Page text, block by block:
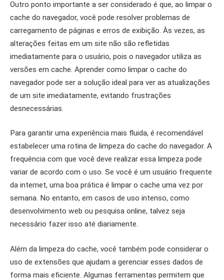
Outro ponto importante a ser considerado é que, ao limpar o
cache do navegador, você pode resolver problemas de
carregamento de páginas e erros de exibição. Às vezes, as
alterações feitas em um site não são refletidas
imediatamente para o usuário, pois o navegador utiliza as
versões em cache. Aprender como limpar o cache do
navegador pode ser a solução ideal para ver as atualizações
de um site imediatamente, evitando frustrações
desnecessárias.
Para garantir uma experiência mais fluida, é recomendável
estabelecer uma rotina de limpeza do cache do navegador. A
frequência com que você deve realizar essa limpeza pode
variar de acordo com o uso. Se você é um usuário frequente
da internet, uma boa prática é limpar o cache uma vez por
semana. No entanto, em casos de uso intenso, como
desenvolvimento web ou pesquisa online, talvez seja
necessário fazer isso até diariamente.
Além da limpeza do cache, você também pode considerar o
uso de extensões que ajudam a gerenciar esses dados de
forma mais eficiente. Algumas ferramentas permitem que